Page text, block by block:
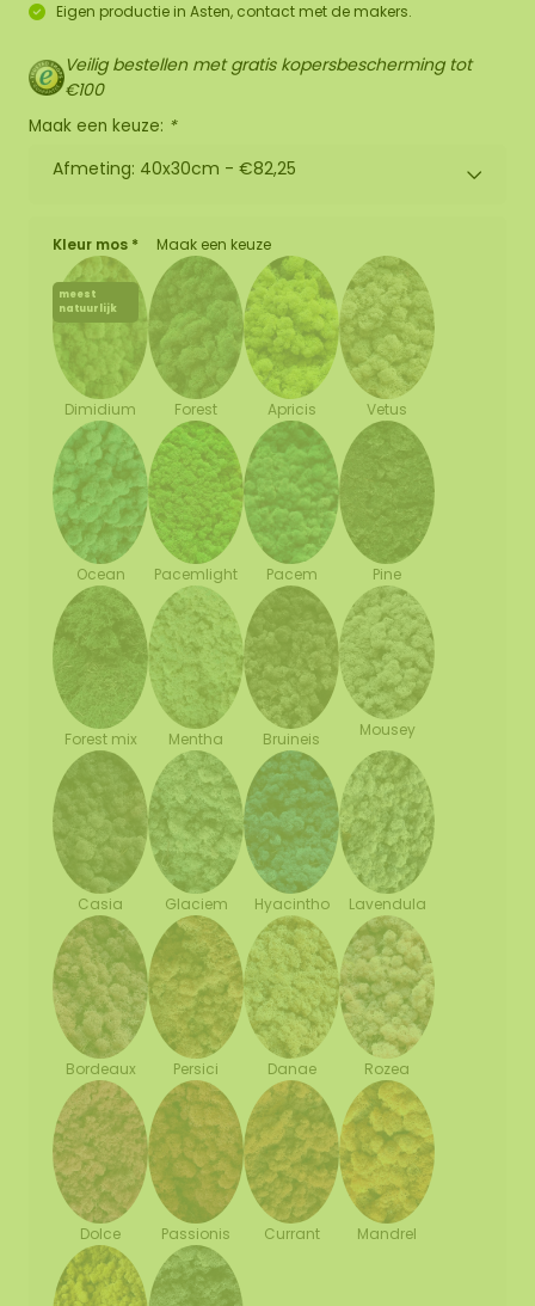
Eigen productie in Asten, contact met de makers.
Veilig bestellen met gratis kopersbescherming tot
€100
Maak een keuze: *
Afmeting: 40x30cm - €82,25
Kleur mos * Maak een keuze
meest
natuurlijk
Dimidium Forest Apricis Vetus
Ocean Pacemlight Pacem Pine
Forest mix Mentha Bruineis Mousey
Casia Glaciem Hyacintho Lavendula
Bordeaux Persici Danae Rozea
Dolce Passionis Currant Mandrel